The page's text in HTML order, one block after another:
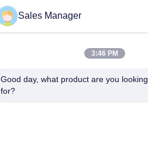
Liens Rapides
Sales Manager
3:46 PM
Good day, what product are you looking
for?